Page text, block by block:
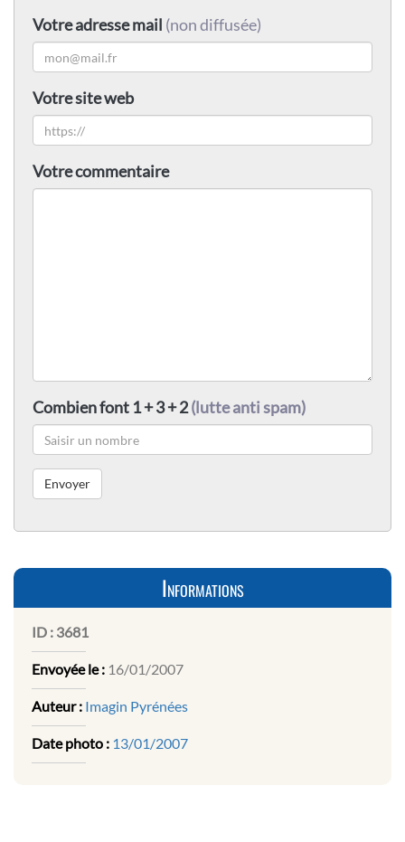
Votre adresse mail (non diffusée)
Votre site web
Votre commentaire
Combien font 1 + 3 + 2(lutte anti spam)
Informations
ID : 3681
Envoyée le : 16/01/2007
Auteur : Imagin Pyrénées
Date photo : 13/01/2007